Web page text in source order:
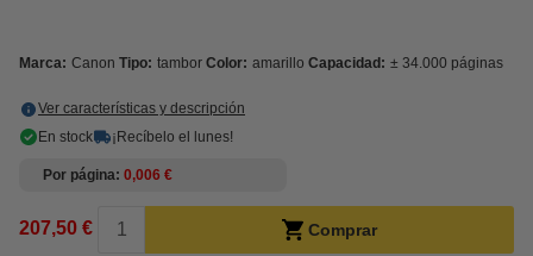
Marca: Canon Tipo: tambor Color: amarillo Capacidad: ± 34.000 páginas
Ver características y descripción
En stock
¡Recíbelo el lunes!
Por página 0,006 €
207,50 € Comprar